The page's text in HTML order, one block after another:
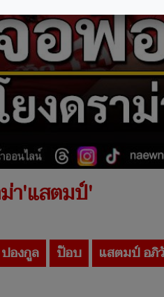
า'แสตมป์'
องกูล ป๊อบ
แสตมป์ อภิ